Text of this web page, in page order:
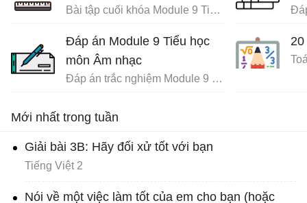
Bài tập cuối khóa Module 9 Tiểu Học đầy đủ
Đáp án Module 9 Tiểu học
môn Âm nhạc
Đáp án trắc nghiệm Module 9 Tiểu học
Mới nhất trong tuần
Giải bài 3B: Hãy đối xử tốt với bạn
Tiếng Việt 2
Nói về một việc làm tốt của em cho bạn (hoặc